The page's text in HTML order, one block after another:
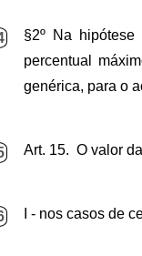
§2º Na
percentual
genérica, para o
Art. 15. O valor
I - nos casos de